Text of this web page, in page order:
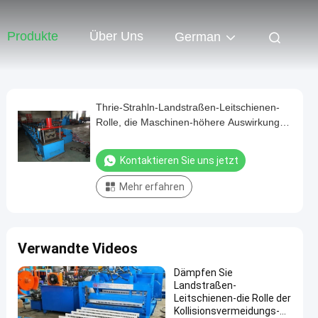
Produkte Über Uns German
Thrie-Strahln-Landstraßen-Leitschienen-
Rolle, die Maschinen-höhere Auswirkungs-
Kontaktieren Sie uns jetzt
Mehr erfahren
Verwandte Videos
Dämpfen Sie
Landstraßen-
Leitschienen-die Rolle der
Kollisionsvermeidungs-